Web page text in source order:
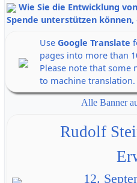
Wie Sie die Entwicklung
Spende unterstützen
Use Google Translate
pages into more than
Please note that some
to machine translation.
Alle Banner
Rudolf
12.